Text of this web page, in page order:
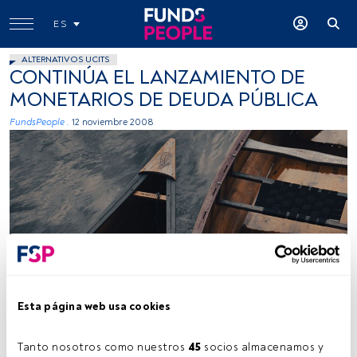
Esta página web usa cookies
Tanto nosotros como nuestros 45 socios almacenamos y
ES
ALTERNATIVOS UCITS
CONTINÚA EL LANZAMIENTO DE
MONETARIOS DE DEUDA PÚBLICA
FundsPeople . 12 noviembre 2008